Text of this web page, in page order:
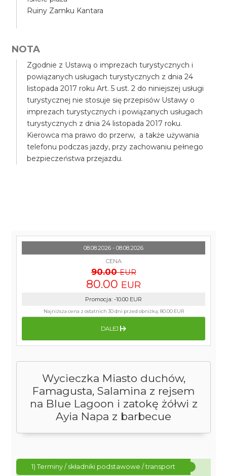
Ruiny Zamku Kantara
NOTA
Zgodnie z Ustawą o imprezach turystycznych i
powiązanych usługach turystycznych z dnia 24
listopada 2017 roku Art. 5 ust. 2 do niniejszej usługi
turystycznej nie stosuje się przepisów Ustawy o
imprezach turystycznych i powiązanych usługach
turystycznych z dnia 24 listopada 2017 roku.
Kierowca ma prawo do przerw, a także używania
telefonu podczas jazdy, przy zachowaniu pełnego
bezpieczeństwa przejazdu.
Wycieczka Miasto duchów,
Famagusta, Salamina z rejsem
na Blue Lagoon i zatokę żółwi z
Ayia Napa z barbecue
1) Terminy / składniki podstawowe / transport
08.08.2026 - 08.08.2026
CENA
90.00 EUR
80.00 EUR
Promocja: -10.00 EUR
Najniższa cena z ostatnich 30 dni przed obniżką:80.00 EUR
DALEJ